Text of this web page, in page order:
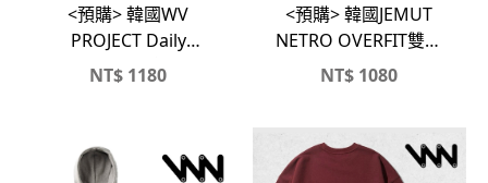
<預購> 韓國WV
PROJECT Daily
Hughes復古感雙向拉
NT$ 1180
<預購> 韓國JEMUT
NETRO OVERFIT雙向
拉鏈刷毛連帽外套
NT$ 1080